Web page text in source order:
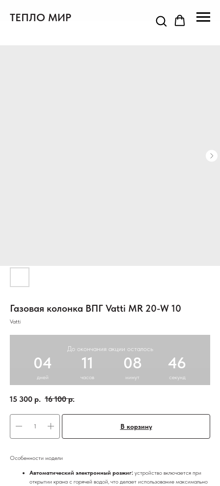
ТЕПЛО МИР
Газовая колонка ВПГ Vatti MR 20-W 10
Vatti
До окончания акции осталось
04
дней
11
часов
08
минут
45
секунд
15 300 р. 16 100 р.
В корзину
Особенности модели
Автоматический электронный розжиг: устройство включается при
открытии крана с горячей водой, что делает использование максимально